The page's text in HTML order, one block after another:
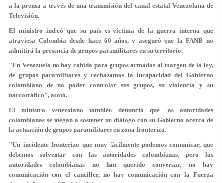
a la prensa a través de una transmisión del canal estatal Venezolana de
Televisión.
El ministro indicó que su país es víctima de la guerra interna que
atraviesa Colombia desde hace 60 años, y aseguró que la FANB no
admitirá la presencia de grupos paramilitares en su territorio.
"En Venezuela no hay cabida para grupos armados al margen de la ley,
de grupos paramilitares y rechazamos la incapacidad del Gobierno
colombiano de no poder controlar sus grupos, su violencia y su
narcotráfico", acotó.
El ministro venezolano también denunció que las autoridades
colombianas se niegan a sostener un diálogo con su Gobierno acerca de
la actuación de grupos paramilitares en zona fronteriza.
"Un incidente fronterizo que muy fácilmente podemos comunicar, que
debemos solventar con las autoridades colombianas, pero las
autoridades colombianas no han querido conversar, no hay
comunicación con el canciller, no hay comunicación con la Fuerza